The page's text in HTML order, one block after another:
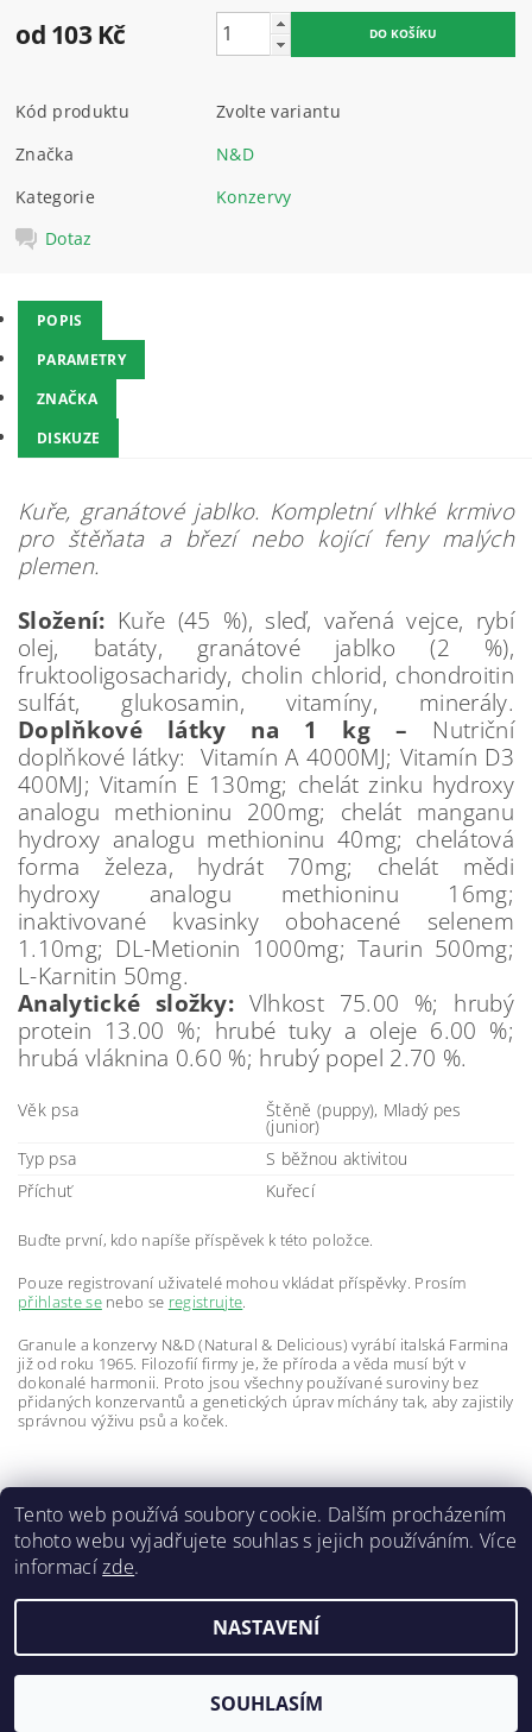
od 103 Kč
Kód produktu
Zvolte variantu
Značka
N&D
Kategorie
Konzervy
Dotaz
POPIS
PARAMETRY
ZNAČKA
DISKUZE
Kuře, granátové jablko. Kompletní vlhké krmivo
pro štěňata a březí nebo kojící feny malých
plemen.
Složení: Kuře (45 %), sleď, vařená vejce, rybí
olej, batáty, granátové jablko (2 %),
fruktooligosacharidy, cholin chlorid, chondroitin
sulfát, glukosamin, vitamíny, minerály.
Doplňkové látky na 1 kg – Nutriční
doplňkové látky: Vitamín A 4000MJ; Vitamín D3
400MJ; Vitamín E 130mg; chelát zinku hydroxy
analogu methioninu 200mg; chelát manganu
hydroxy analogu methioninu 40mg; chelátová
forma železa, hydrát 70mg; chelát mědi
hydroxy analogu methioninu 16mg;
inaktivované kvasinky obohacené selenem
1.10mg; DL-Metionin 1000mg; Taurin 500mg;
L-Karnitin 50mg.
Analytické složky: Vlhkost 75.00 %; hrubý
protein 13.00 %; hrubé tuky a oleje 6.00 %;
hrubá vláknina 0.60 %; hrubý popel 2.70 %.
Věk psa Štěně (puppy), Mladý pes
(junior)
Typ psa
S běžnou aktivitou
Příchuť
Kuřecí
Buďte první, kdo napíše příspěvek k této položce.
Pouze registrovaní uživatelé mohou vkládat příspěvky. Prosím
přihlaste senebo se registrujte.
Granule a konzervy N&D (Natural & Delicious) vyrábí italská Farmina
již od roku 1965. Filozofií firmy je, že příroda a věda musí být v
dokonalé harmonii. Proto jsou všechny používané suroviny bez
přidaných konzervantů a genetických úprav míchány tak, aby zajistily
správnou výživu psů a koček.
Doprava a platba
2026 ©ZVĚROKRÁM, všechna práva vyhrazena
Vytvořil Shoptet
Tento web používá soubory cookie. Dalším procházením
tohoto webu vyjadřujete souhlas s jejich používáním. Více
informacízde.
NASTAVENÍ
SOUHLASÍM